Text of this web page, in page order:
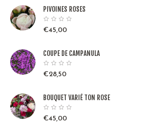
PIVOINES ROSES
€45,00
COUPE DE CAMPANULA
€28,50
BOUQUET VARIÉ TON ROSE
€45,00